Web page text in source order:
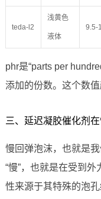
teda-l2
浅黄色
液体
9.5-
phr是“parts per
添加的份数。这个数
三、延迟凝胶催化剂
慢回弹泡沫，也就是
“慢”，也就是在受到
性来源于其特殊的泡孔